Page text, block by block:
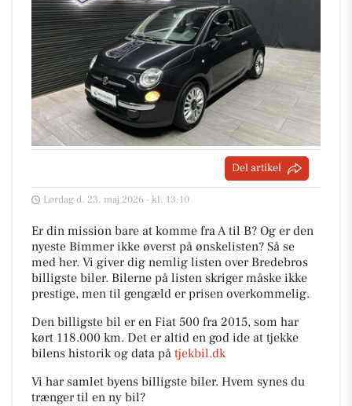
Del artikel
Lørdag d. 23. maj 2026 - kl. 13:10
Er din mission bare at komme fra A til B? Og er den
nyeste Bimmer ikke øverst på ønskelisten? Så se
med her. Vi giver dig nemlig listen over Bredebros
billigste biler. Bilerne på listen skriger måske ikke
prestige, men til gengæld er prisen overkommelig.
Den billigste bil er en Fiat 500 fra 2015, som har
kørt 118.000 km. Det er altid en god ide at tjekke
bilens historik og data på tjekbil.dk
Vi har samlet byens billigste biler. Hvem synes du
trænger til en ny bil?